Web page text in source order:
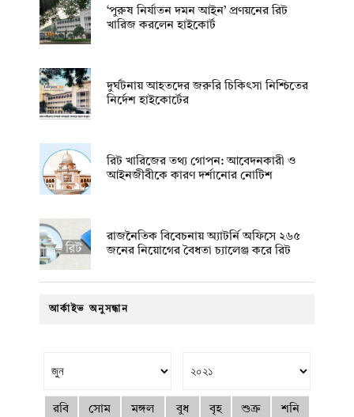
‘পুরুষ নির্যাতন দমন আইন’ প্রণয়নের রিট
খারিজ করলেন হাইকোর্ট
দুর্ঘটনায় আহতদের জরুরি চিকিৎসা নিশ্চিতের
নির্দেশ হাইকোর্টের
রিট খারিজের তথ্য গোপন: আবেদনকারী ও
আইনজীবীকে কারণ দর্শানোর নোটিশ
রাজনৈতিক বিবেচনায় অ‍্যাটর্নি অফিসে ২৬৫
জনের নিয়োগের বৈধতা চ্যালেঞ্জ করে রিট
আর্কাইভ অনুসন্ধান
রবি সোম মঙ্গল বুধ বৃহ শুক্র শনি